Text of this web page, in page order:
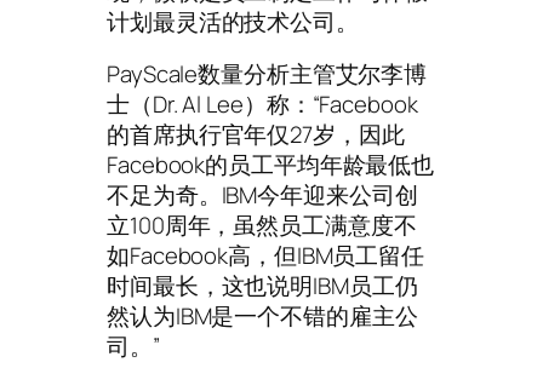
计划最灵活的技术公司。
PayScale数量分析主管艾尔李博
士（Dr. Al Lee）称：“Facebook
的首席执行官年仅27岁，因此
Facebook的员工平均年龄最低也
不足为奇。IBM今年迎来公司创
立100周年，虽然员工满意度不
如Facebook高，但IBM员工留任
时间最长，这也说明IBM员工仍
然认为IBM是一个不错的雇主公
司。”